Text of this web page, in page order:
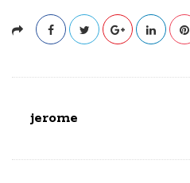
jerome